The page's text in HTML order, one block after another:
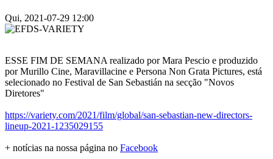
Qui, 2021-07-29 12:00
ESSE FIM DE SEMANA realizado por Mara Pescio e produzido
por Murillo Cine, Maravillacine e Persona Non Grata Pictures, está
selecionado no Festival de San Sebastián na secção "Novos
Diretores"
https://variety.com/2021/film/global/san-sebastian-new-directors-
lineup-2021-1235029155
+ notícias na nossa página no Facebook